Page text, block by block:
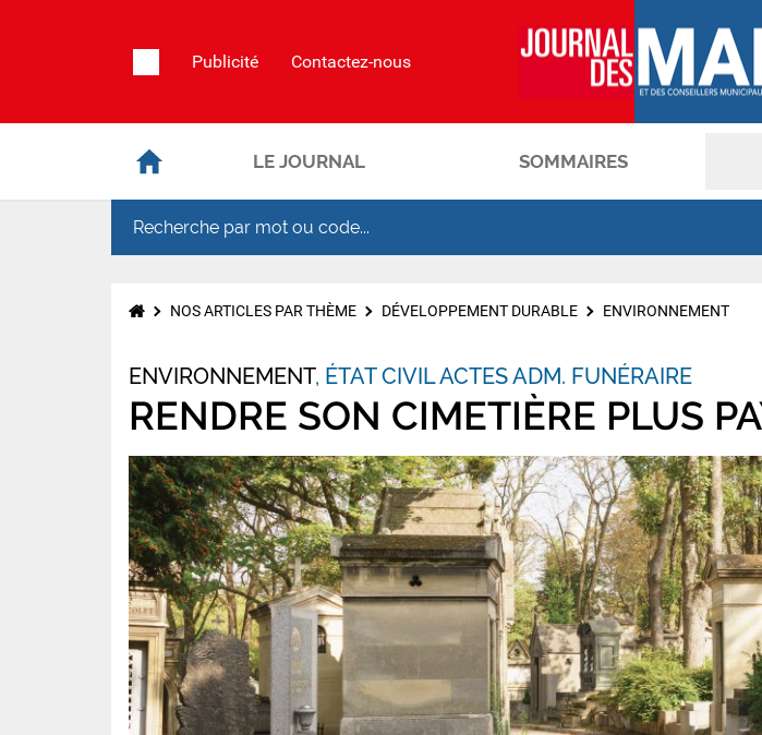
Publicité Contactez-nous
LE JOURNAL SOMMAIRES
NOS ARTICLES PAR THÈME DÉVELOPPEMENT DURABLE ENVIRONNEMENT
ENVIRONNEMENT ÉTAT CIVIL ACTES ADM. FUNÉRAIRE
RENDRE SON CIMETIÈRE PLUS